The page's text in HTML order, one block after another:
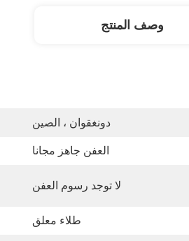
وصف المنتج
دونغقوان ، الصين
العفن جاهز مجانا
لا توجد رسوم العفن
طلاء معلق